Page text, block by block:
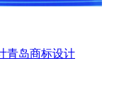
青岛商标设计